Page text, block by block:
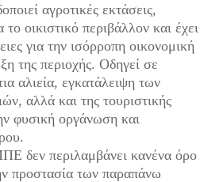
αγροτικές εκτάσεις,
οικιστικό περιβάλλον και έχει
για την ισόρροπη οικονομική
της περιοχής. Οδηγεί σε
αλιεία, εγκατάλειψη των
αλλά και της τουριστικής
φυσική οργάνωση και
δεν περιλαμβάνει κανένα όρο
προστασία των παραπάνω